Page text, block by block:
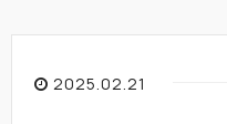
2025.02.21